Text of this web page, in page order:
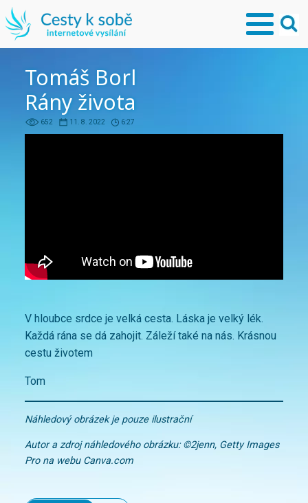
Tomáš Borl
Rány života
652 11. 8. 2022 6:27
V hloubce srdce je velká cesta. Láska je velký lék.
Každá rána se dá zahojit. Záleží také na nás. Krásnou
cestu životem
Tom
Náhledový obrázek je pouze ilustrační
Autor a zdroj náhledového obrázku: ©2jenn, Getty Images
Pro na webu Canva.com